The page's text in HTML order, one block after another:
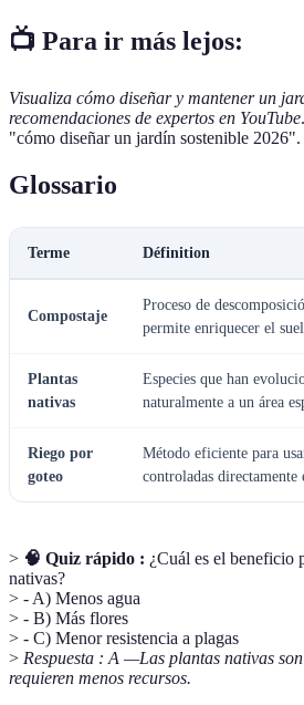
📺 Para ir más lejos:
Visualiza cómo diseñar y mantener un
recomendaciones de expertos en YouTube
"cómo diseñar un jardín sostenible 2026".
Glossario
Terme Définition
Compostaje
Proceso de
permite enriquecer el
Plantas
nativas
Especies que han
naturalmente a un área
Riego por
goteo
Método eficiente para
controladas directamente
> 🧠 Quiz rápido : ¿Cuál es el beneficio
nativas?
> - A) Menos agua
> - B) Más flores
> - C) Menor resistencia a plagas
> Respuesta : A —Las plantas nativas
requieren menos recursos.